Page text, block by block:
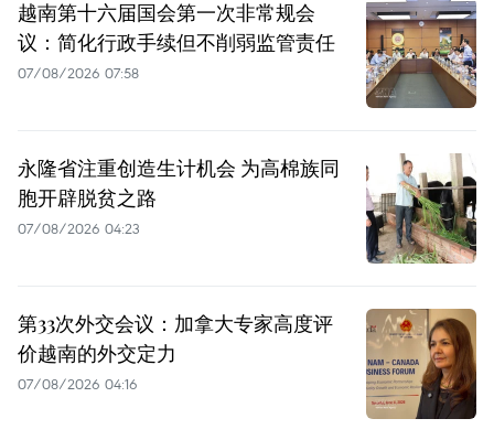
越南第十六届国会第一次非常规会
议：简化行政手续但不削弱监管责任
07/08/2026 07:58
永隆省注重创造生计机会 为高棉族同
胞开辟脱贫之路
07/08/2026 04:23
第33次外交会议：加拿大专家高度评
价越南的外交定力
07/08/2026 04:16